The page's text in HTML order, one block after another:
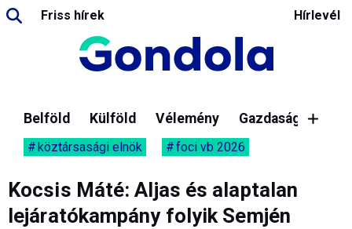
Friss hírek Hírlevél
Belföld Külföld Vélemény Gazdaság
köztársasági elnök foci vb 2026
Kocsis Máté: Aljas és alaptalan
lejáratókampány folyik Semjén